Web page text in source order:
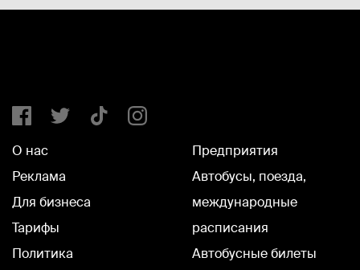
О нас
Реклама
Для бизнеса
Тарифы
Политика
Предприятия
Автобусы, поезда,
международные
расписания
Автобусные билеты